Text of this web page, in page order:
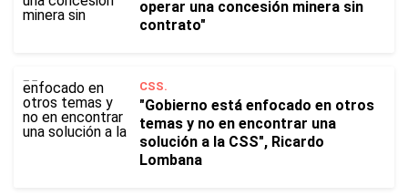
operar una concesión minera sin
contrato"
CSS.
"Gobierno está enfocado en otros
temas y no en encontrar una
solución a la CSS", Ricardo
Lombana